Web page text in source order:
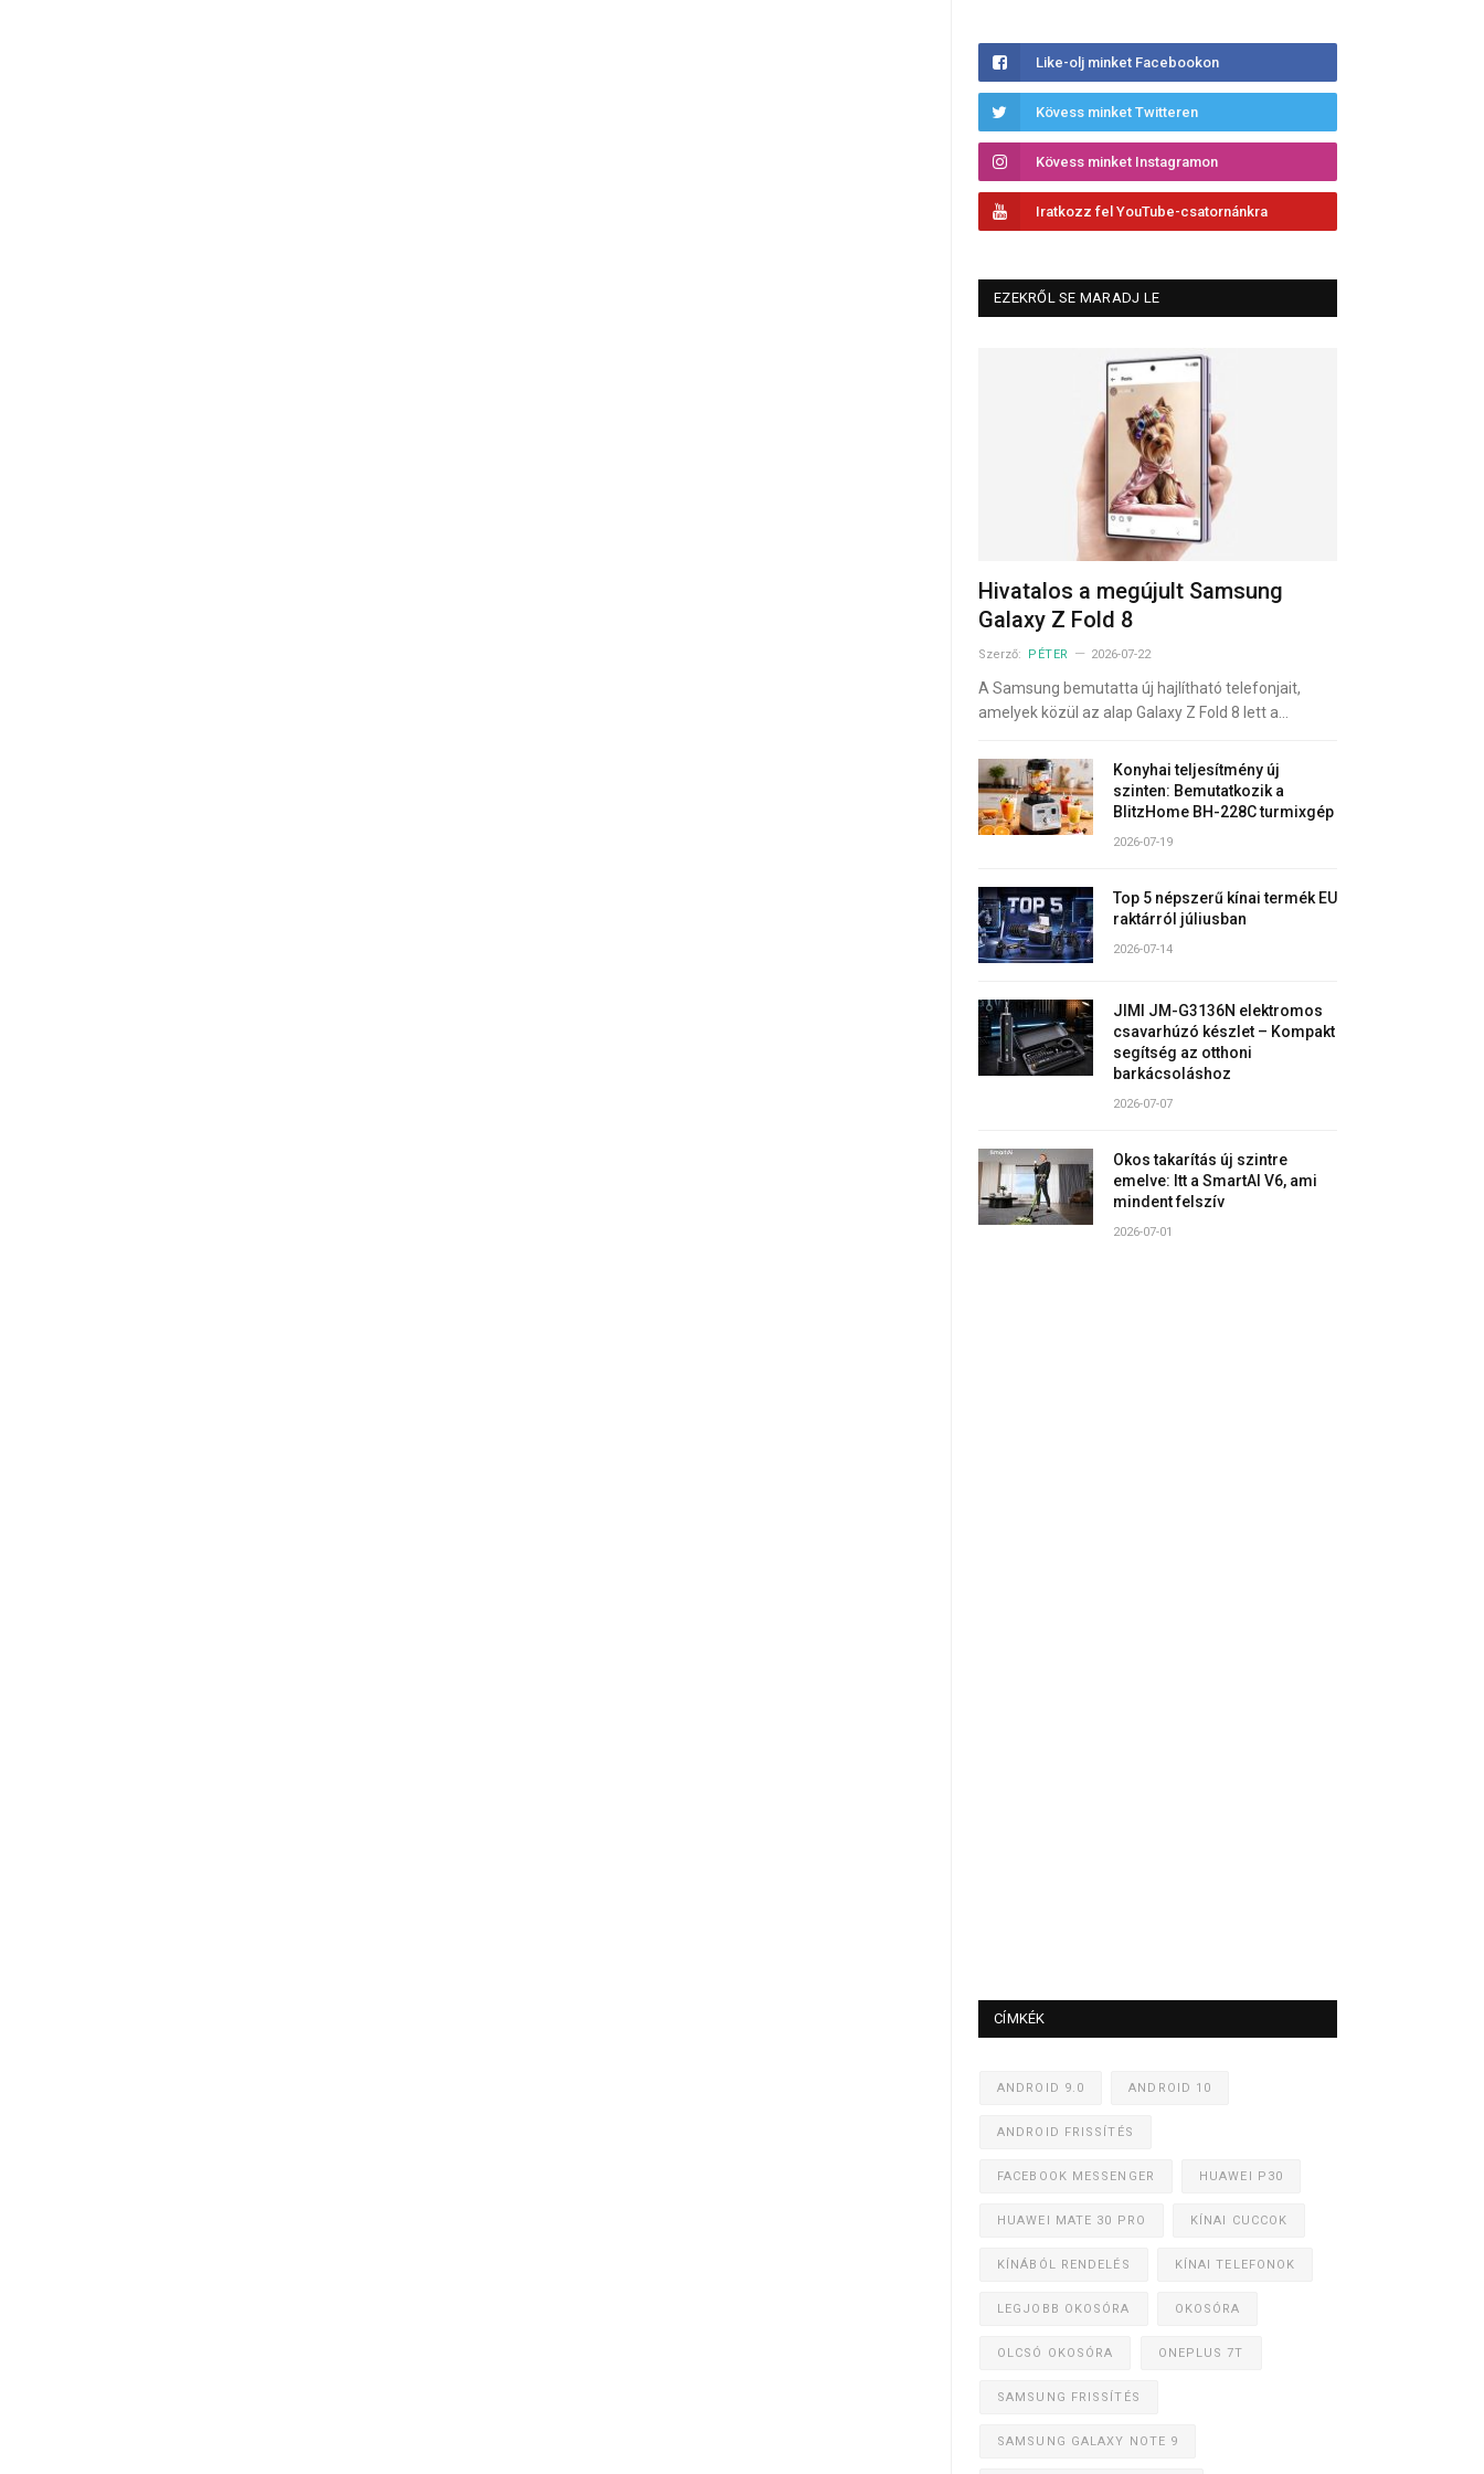
Like-olj minket Facebookon
Kövess minket Twitteren
Kövess minket Instagramon
Iratkozz fel YouTube-csatornánkra
EZEKRŐL SE MARADJ LE
Hivatalos a megújult Samsung
Galaxy Z Fold 8
Szerző: PÉTER 2026-07-22
A Samsung bemutatta új hajlítható telefonjait,
amelyek közül az alap Galaxy Z Fold 8 lett a…
Konyhai teljesítmény új
szinten: Bemutatkozik a
BlitzHome BH-228C turmixgép
2026-07-19
Top 5 népszerű kínai termék EU
raktárról júliusban
2026-07-14
JIMI JM-G3136N elektromos
csavarhúzó készlet – Kompakt
segítség az otthoni
barkácsoláshoz
2026-07-07
Okos takarítás új szintre
emelve: Itt a SmartAI V6, ami
mindent felszív
2026-07-01
CÍMKÉK
ANDROID 9.0 ANDROID 10
ANDROID FRISSÍTÉS
FACEBOOK MESSENGER HUAWEI P30
HUAWEI MATE 30 PRO KÍNAI CUCCOK
KÍNÁBÓL RENDELÉS KÍNAI TELEFONOK
LEGJOBB OKOSÓRA OKOSÓRA
OLCSÓ OKOSÓRA ONEPLUS 7T
SAMSUNG FRISSÍTÉS
SAMSUNG GALAXY NOTE 9